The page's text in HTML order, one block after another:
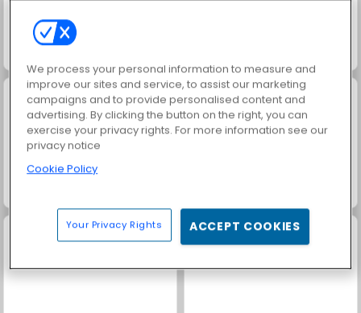
We process your personal information to measure and
improve our sites and service, to assist our marketing
campaigns and to provide personalised content and
advertising. By clicking the button on the right, you can
exercise your privacy rights. For more information see our
privacy notice
Cookie Policy
Your Privacy Rights ACCEPT COOKIES